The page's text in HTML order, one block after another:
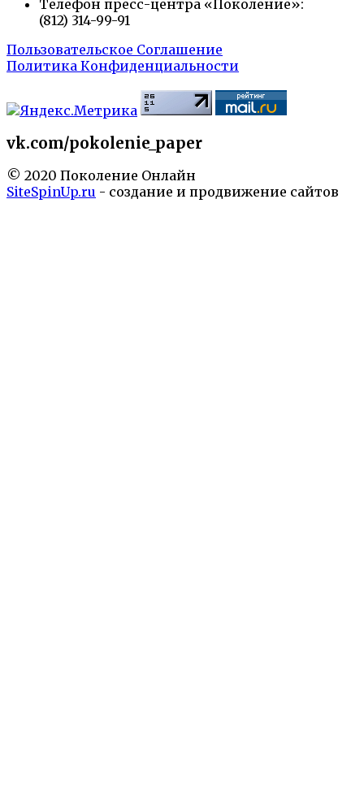
Телефон пресс-центра «Поколение»:
(812) 314-99-91
Пользовательское Соглашение
Политика Конфиденциальности
vk.com/pokolenie_paper
© 2020 Поколение Онлайн
SiteSpinUp.ru - создание и продвижение сайтов